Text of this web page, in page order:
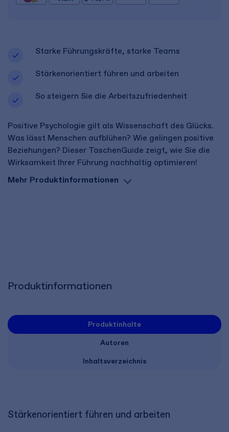
Starke Führungskräfte, starke Teams
Stärkenorientiert führen und arbeiten
So steigern Sie die Arbeitszufriedenheit
Positive Psychologie gilt als Wissenschaft des Glücks.
Was lässt Menschen aufblühen? Wie gelingen positive
Beziehungen? Dieser TaschenGuide zeigt, wie Sie die
Wirksamkeit Ihrer Führung nachhaltig optimieren!
Mehr Produktinformationen
Produktinformationen
Produktinhalte
Autoren
Inhaltsverzeichnis
Stärkenorientiert führen und arbeiten